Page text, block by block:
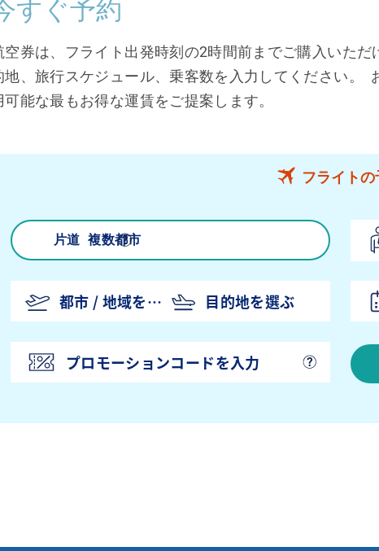
すぐ予約
空券は、フライト出発時刻の2時間前までご購入いただ
地、旅行スケジュール、乗客数を入力してください。
可能な最もお得な運賃をご提案します。
フライトの
片道 複数都市